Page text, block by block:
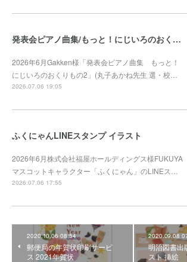
発表会ピアノ曲集/もっと！にじいろのおくりもの2
2026年6月Gakken様「発表会ピアノ曲集 もっと！
にじいろのおくりもの2」(丸子あかね先生 選・校…
2026.07.06 19:05
ふくにゃんLINEスタンプ イラスト
2026年6月株式会社福屋ホールディングス様FUKUYA
マスコットキャラクター「ふくにゃん」のLINEス…
2026.07.06 17:55
2020.10.06 08:54
郵便局の年賀状印刷サービ
ス 2021年賀状
2020.09.08
明治図書出
スト 挿絵